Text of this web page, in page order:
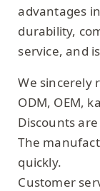
advantages
durability,
service, and
We sincerely
ODM, OEM,
Discounts
The
quickly.
Customer